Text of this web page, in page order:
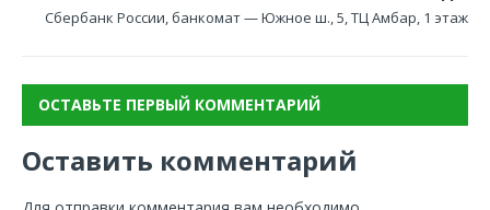
Сбербанк России, банкомат — Южное ш., 5, ТЦ Амбар, 1 этаж
ОСТАВЬТЕ ПЕРВЫЙ КОММЕНТАРИЙ
Оставить комментарий